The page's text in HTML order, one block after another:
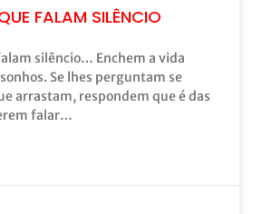
FALAM SILÊNCIO
silêncio… Enchem a vida
Se lhes perguntam se
arrastam, respondem que é das
falar…